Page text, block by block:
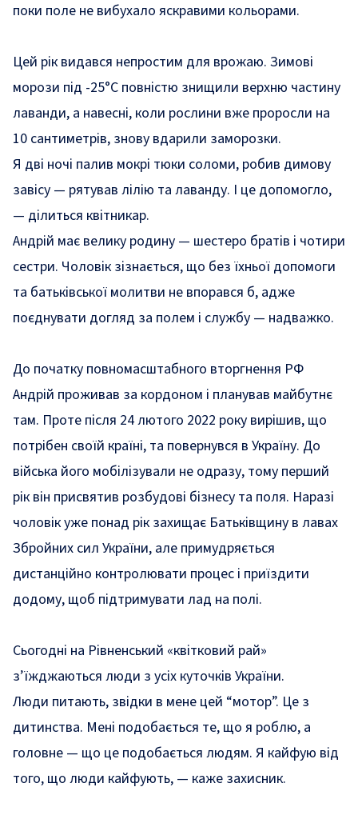
поки поле не вибухало яскравими кольорами.
Цей рік видався непростим для врожаю. Зимові
морози під -25°C повністю знищили верхню частину
лаванди, а навесні, коли рослини вже проросли на
10 сантиметрів, знову вдарили заморозки.
Я дві ночі палив мокрі тюки соломи, робив димову
завісу — рятував лілію та лаванду. І це допомогло,
— ділиться квітникар.
Андрій має велику родину — шестеро братів і чотири
сестри. Чоловік зізнається, що без їхньої допомоги
та батьківської молитви не впорався б, адже
поєднувати догляд за полем і службу — надважко.
До початку повномасштабного вторгнення РФ
Андрій проживав за кордоном і планував майбутнє
там. Проте після 24 лютого 2022 року вирішив, що
потрібен своїй країні, та повернувся в Україну. До
війська його мобілізували не одразу, тому перший
рік він присвятив розбудові бізнесу та поля. Наразі
чоловік уже понад рік захищає Батьківщину в лавах
Збройних сил України, але примудряється
дистанційно контролювати процес і приїздити
додому, щоб підтримувати лад на полі.
Сьогодні на Рівненський «квітковий рай»
з’їжджаються люди з усіх куточків України.
Люди питають, звідки в мене цей “мотор”. Це з
дитинства. Мені подобається те, що я роблю, а
головне — що це подобається людям. Я кайфую від
того, що люди кайфують, — каже захисник.